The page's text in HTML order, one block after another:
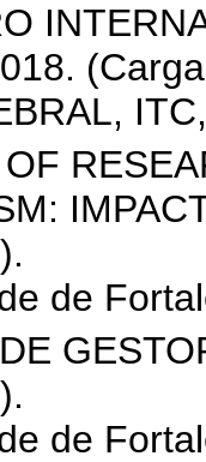
de
de